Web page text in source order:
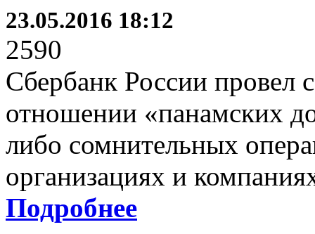
23.05.2016 18:12
2590
Сбербанк России провел
отношении «панамских
либо сомнительных
организациях и
Подробнее